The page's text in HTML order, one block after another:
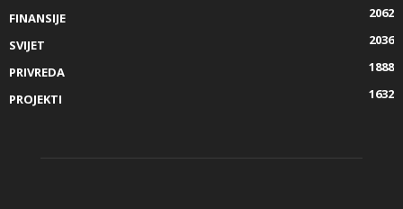
FINANSIJE
2062
SVIJET
2036
PRIVREDA
1888
PROJEKTI
1632